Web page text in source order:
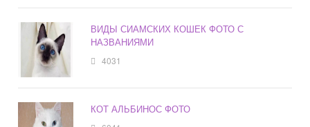
ВИДЫ СИАМСКИХ КОШЕК ФОТО С
НАЗВАНИЯМИ
4031
КОТ АЛЬБИНОС ФОТО